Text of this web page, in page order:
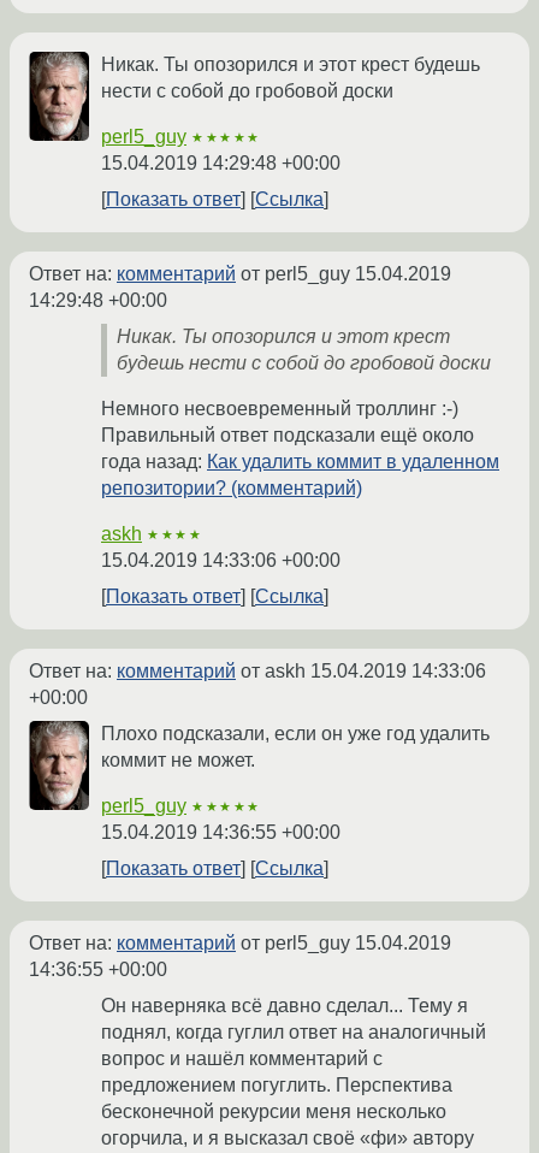
Никак. Ты опозорился и этот крест будешь
нести с собой до гробовой доски
perl5_guy ★★★★★
15.04.2019 14:29:48 +00:00
Показать ответ
Ссылка
Ответ на: комментарий от perl5_guy 15.04.2019
14:29:48 +00:00
Никак. Ты опозорился и этот крест
будешь нести с собой до гробовой доски
Немного несвоевременный троллинг :-)
Правильный ответ подсказали ещё около
года назад: Как удалить коммит в удаленном
репозитории? (комментарий)
askh ★★★★
15.04.2019 14:33:06 +00:00
Показать ответ
Ссылка
Ответ на: комментарий от askh 15.04.2019 14:33:06
+00:00
Плохо подсказали, если он уже год удалить
коммит не может.
perl5_guy ★★★★★
15.04.2019 14:36:55 +00:00
Показать ответ
Ссылка
Ответ на: комментарий от perl5_guy 15.04.2019
14:36:55 +00:00
Он наверняка всё давно сделал... Тему я
поднял, когда гуглил ответ на аналогичный
вопрос и нашёл комментарий с
предложением погуглить. Перспектива
бесконечной рекурсии меня несколько
огорчила, и я высказал своё «фи» автору